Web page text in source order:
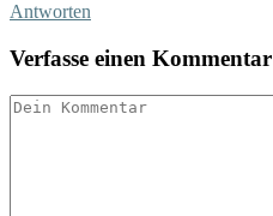
Antworten
Verfasse einen Kommentar